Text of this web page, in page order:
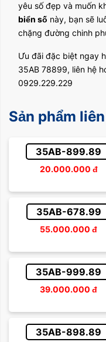
yêu số đẹp và muốn
biển số này, bạn sẽ
chặng đường chinh
Ưu đãi đặc biệt ngay
35AB 78899, liên hệ
0929.229.229
Sản phẩm
35AB-899.89
20.000.000 đ
35AB-678.99
55.000.000 đ
35AB-999.89
39.000.000 đ
35AB-898.89